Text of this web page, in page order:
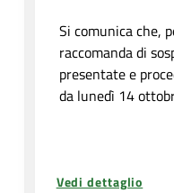
Si comunica che,
raccomanda di
presentate e
da lunedì 14
Vedi dettaglio